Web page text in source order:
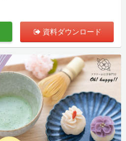
資料ダウンロード